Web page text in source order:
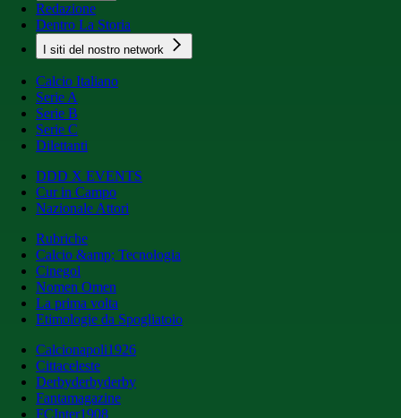
Redazione
Dentro La Storia
I siti del nostro network
Calcio Italiano
Serie A
Serie B
Serie C
Dilettanti
DDD X EVENTS
Cur in Campo
Nazionale Attori
Rubriche
Calcio &amp; Tecnologia
Cinegol
Nomen Omen
La prima volta
Etimologie da Spogliatoio
Calcionapoli1926
Cittaceleste
Derbyderbyderby
Fantamagazine
FCInter1908